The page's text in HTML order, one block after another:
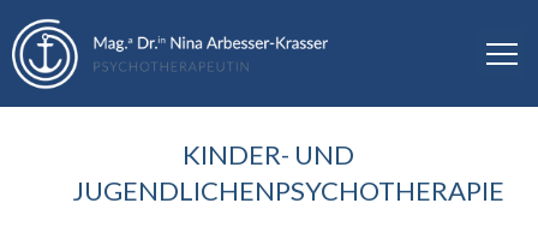
KINDER- UND
JUGENDLICHENPSYCHOTHERAPIE